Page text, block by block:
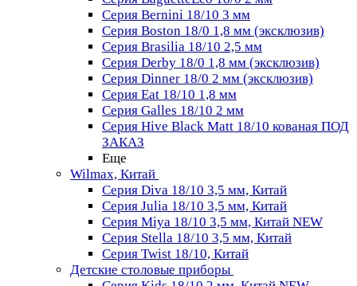
Серия Bernini 18/10 3 мм
Серия Boston 18/0 1,8 мм (эксклюзив)
Серия Brasilia 18/10 2,5 мм
Серия Derby 18/0 1,8 мм (эксклюзив)
Серия Dinner 18/0 2 мм (эксклюзив)
Серия Eat 18/10 1,8 мм
Серия Galles 18/10 2 мм
Серия Hive Black Matt 18/10 кованая ПОД
ЗАКАЗ
Еще
Wilmax, Китай
Серия Diva 18/10 3,5 мм, Китай
Серия Julia 18/10 3,5 мм, Китай
Серия Miya 18/10 3,5 мм, Китай NEW
Серия Stella 18/10 3,5 мм, Китай
Серия Twist 18/10, Китай
Детские столовые приборы